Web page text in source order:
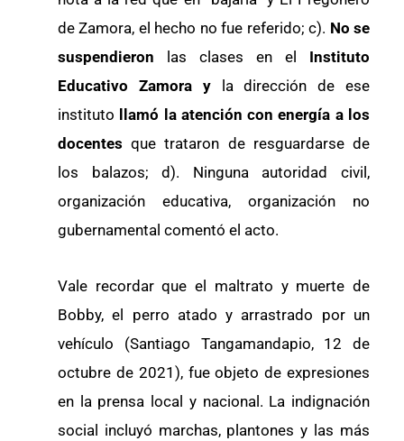
de Zamora, el hecho no fue referido; c). No se
suspendieron las clases en el Instituto
Educativo Zamora y
la dirección de ese
instituto llamó la atención con energía a los
docentesque trataron de resguardarse de
los balazos; d). Ninguna autoridad civil,
organización educativa, organización no
gubernamental comentó el acto.
Vale recordar que el maltrato y muerte de
Bobby, el perro atado y arrastrado por un
vehículo (Santiago Tangamandapio, 12 de
octubre de 2021), fue objeto de expresiones
en la prensa local y nacional. La indignación
social incluyó marchas, plantones y las más